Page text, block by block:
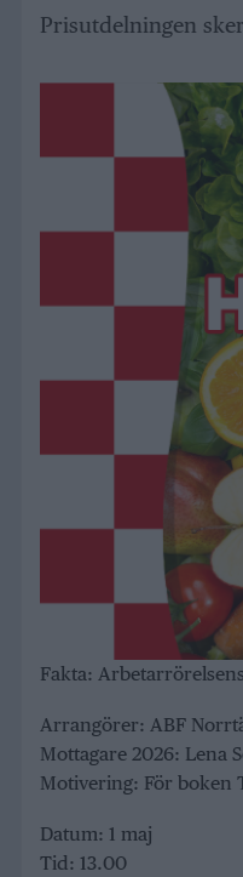
Prisutdelningen
Fakta:
Arrangörer: ABF
Mottagare 2026: Lena
Motivering: För boken
Datum: 1 maj
Tid: 13.00